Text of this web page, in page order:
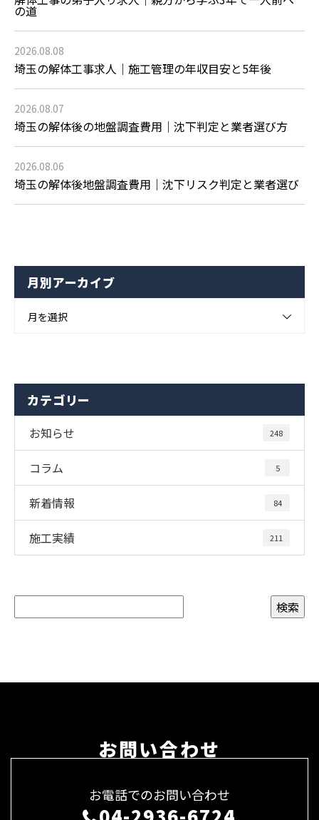
の道
2026.08.08
埼玉の解体工事求人｜施工管理の年収目安と5年後
2026.08.07
埼玉の解体後の地盤調査費用｜沈下判定と業者選び方
2026.08.06
埼玉の解体後地盤調査費用｜沈下リスク判定と業者選び
月別アーカイブ
月を選択
カテゴリー
お知らせ 248
コラム 5
新着情報 84
施工実績 211
お問い合わせ
お電話でのお問い合わせ